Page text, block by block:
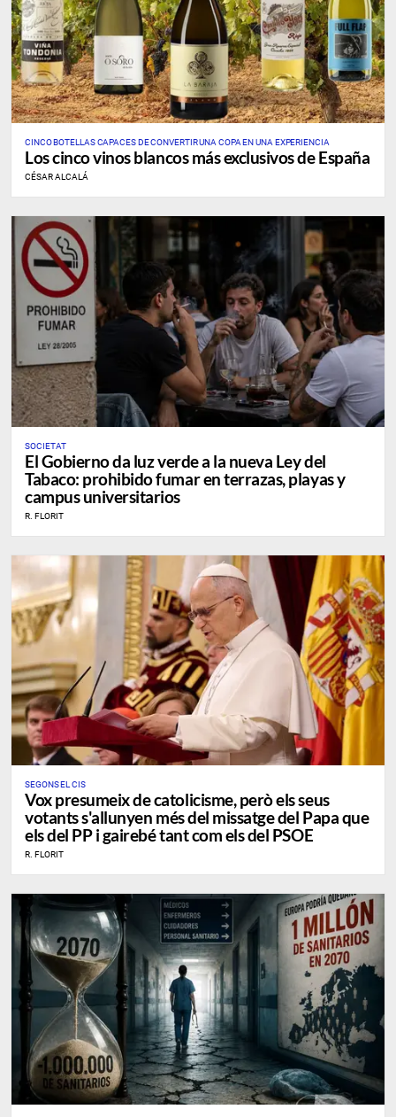
CINCO BOTELLAS CAPACES DE CONVERTIR UNA COPA EN UNA EXPERIENCIA
Los cinco vinos blancos más exclusivos de España
CÉSAR ALCALÁ
SOCIETAT
El Gobierno da luz verde a la nueva Ley del
Tabaco: prohibido fumar en terrazas, playas y
campus universitarios
R. FLORIT
​SEGONS EL CIS
Vox presumeix de catolicisme, però els seus
votants s'allunyen més del missatge del Papa que
els del PP i gairebé tant com els del PSOE
R. FLORIT